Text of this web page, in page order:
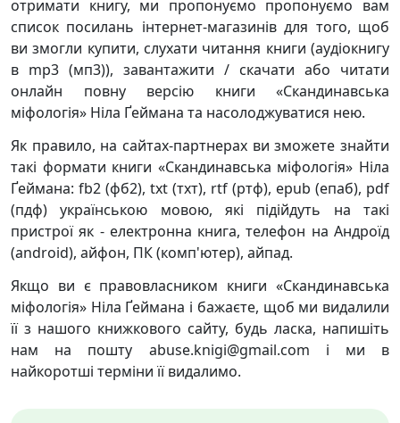
отримати книгу, ми пропонуємо пропонуємо вам
список посилань інтернет-магазинів для того, щоб
ви змогли купити, слухати читання книги (аудіокнигу
в mp3 (мп3)), завантажити / скачати або читати
онлайн повну версію книги «Скандинавська
міфологія» Ніла Ґеймана та насолоджуватися нею.
Як правило, на сайтах-партнерах ви зможете знайти
такі формати книги «Скандинавська міфологія» Ніла
Ґеймана: fb2 (фб2), txt (тхт), rtf (ртф), epub (епаб), pdf
(пдф) українською мовою, які підійдуть на такі
пристрої як - електронна книга, телефон на Андроїд
(android), айфон, ПК (комп'ютер), айпад.
Якщо ви є правовласником книги «Скандинавська
міфологія» Ніла Ґеймана і бажаєте, щоб ми видалили
її з нашого книжкового сайту, будь ласка, напишіть
нам на пошту abuse.knigi@gmail.com і ми в
найкоротші терміни її видалимо.